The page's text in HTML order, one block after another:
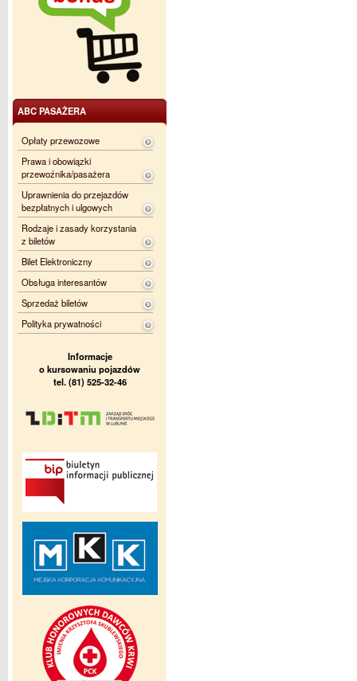
ABC PASAŻERA
Opłaty przewozowe
Prawa i obowiązki
przewoźnika/pasażera
Uprawnienia do przejazdów
bezpłatnych i ulgowych
Rodzaje i zasady korzystania
z biletów
Bilet Elektroniczny
Obsługa interesantów
Sprzedaż biletów
Polityka prywatności
Informacje
o kursowaniu pojazdów
tel. (81) 525-32-46